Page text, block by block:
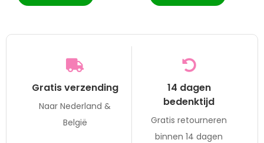
Gratis verzending
Naar Nederland &
België
14 dagen
bedenktijd
Gratis retourneren
binnen 14 dagen